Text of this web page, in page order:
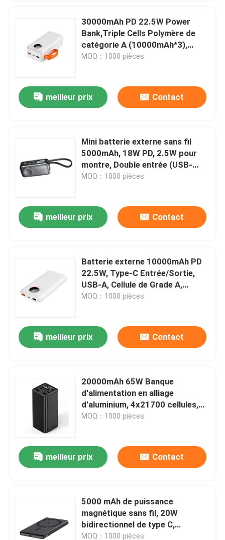
À propos de nous
30000mAh PD 22.5W Power
Bank,Triple Cells Polymère de
catégorie A (10000mAh*3),
USB-C et USB-A, 147*68*43mm,
MOQ：1000 pièces
meilleur prix Contact
Mini batterie externe sans fil
5000mAh, 18W PD, 2.5W pour
montre, Double entrée (USB-
C+Lightning), Blanc/Argent &
MOQ：1000 pièces
meilleur prix Contact
Batterie externe 10000mAh PD
22.5W, Type-C Entrée/Sortie,
USB-A, Cellule de Grade A,
Noir/Blanc, avec câble de charge
MOQ：1000 pièces
meilleur prix Contact
20000mAh 65W Banque
d'alimentation en alliage
d'aluminium, 4x21700 cellules,
support de charge pour
MOQ：1000 pièces
meilleur prix Contact
5000 mAh de puissance
magnétique sans fil, 20W
bidirectionnel de type C,
polymère de grade A 9,5 mm
MOQ：1000 pièces